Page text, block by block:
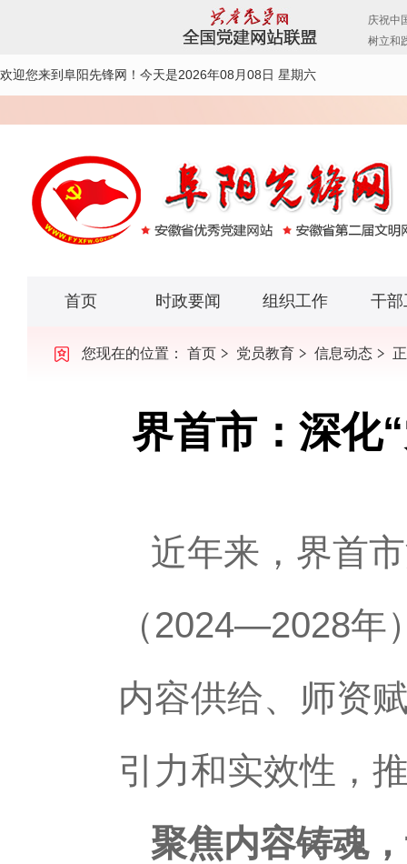
欢迎您来到阜阳先锋网！ 今天是2026年08月08日 星期六
首页 时政要闻 组织工作 干部
您现在的位置： 首页 党员教育 信息动态
界首市：深化
近年来，界首
（2024—2028年
内容供给、师资
引力和实效性，
聚焦内容铸魂